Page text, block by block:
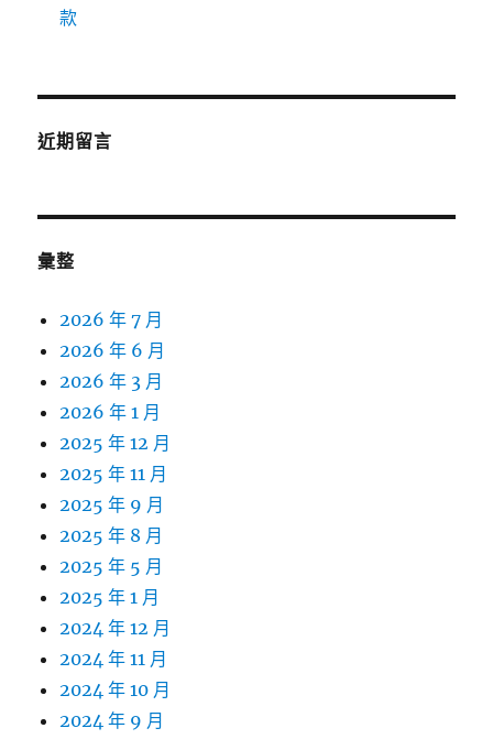
款
近期留言
彙整
2026 年 7 月
2026 年 6 月
2026 年 3 月
2026 年 1 月
2025 年 12 月
2025 年 11 月
2025 年 9 月
2025 年 8 月
2025 年 5 月
2025 年 1 月
2024 年 12 月
2024 年 11 月
2024 年 10 月
2024 年 9 月